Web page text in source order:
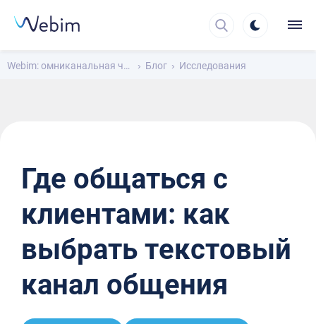
Webim: омниканальная чат-платформа для общения с клиентами Блог Исследования
Где общаться с
клиентами: как
выбрать текстовый
канал общения